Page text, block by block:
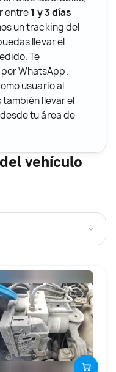
entre1 y 3 días
un tracking del
llevar el
Te
WhatsApp.
usuario al
llevar el
tu área de
vehículo
›